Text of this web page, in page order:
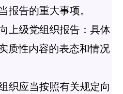
报告的重大事项。
上级党组织报告：具体
质性内容的表态和情况
织应当按照有关规定向